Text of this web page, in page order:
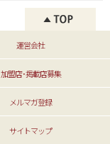
運営会社
加盟店･掲載店募集
メルマガ登録
サイトマップ